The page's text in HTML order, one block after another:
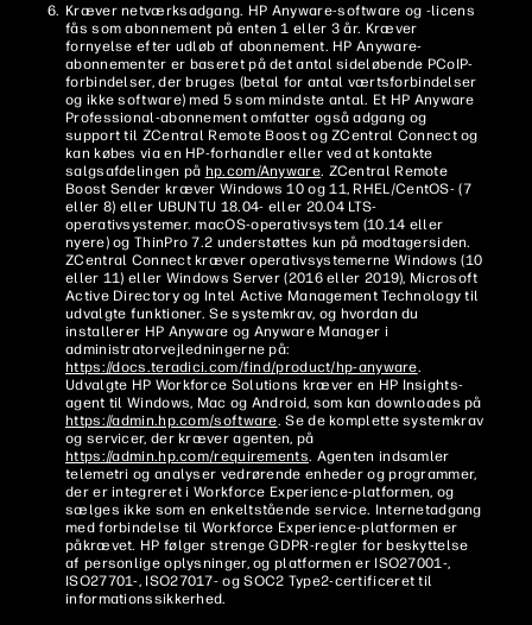
Kræver netværksadgang. HP Anyware-software og -licens
fås som abonnement på enten 1 eller 3 år. Kræver
fornyelse efter udløb af abonnement. HP Anyware-
abonnementer er baseret på det antal sideløbende PCoIP-
forbindelser, der bruges (betal for antal værtsforbindelser
og ikke software) med 5 som mindste antal. Et HP Anyware
Professional-abonnement omfatter også adgang og
support til ZCentral Remote Boost og ZCentral Connect og
kan købes via en HP-forhandler eller ved at kontakte
salgsafdelingen på hp.com/Anyware. ZCentral Remote
Boost Sender kræver Windows 10 og 11, RHEL/CentOS- (7
eller 8) eller UBUNTU 18.04- eller 20.04 LTS-
operativsystemer. macOS-operativsystem (10.14 eller
nyere) og ThinPro 7.2 understøttes kun på modtagersiden.
ZCentral Connect kræver operativsystemerne Windows (10
eller 11) eller Windows Server (2016 eller 2019), Microsoft
Active Directory og Intel Active Management Technology til
udvalgte funktioner. Se systemkrav, og hvordan du
installerer HP Anyware og Anyware Manager i
administratorvejledningerne på:
https://docs.teradici.com/find/product/hp-anyware.
Udvalgte HP Workforce Solutions kræver en HP Insights-
agent til Windows, Mac og Android, som kan downloades på
https://admin.hp.com/software. Se de komplette systemkrav
og servicer, der kræver agenten, på
https://admin.hp.com/requirements. Agenten indsamler
telemetri og analyser vedrørende enheder og programmer,
der er integreret i Workforce Experience-platformen, og
sælges ikke som en enkeltstående service. Internetadgang
med forbindelse til Workforce Experience-platformen er
påkrævet. HP følger strenge GDPR-regler for beskyttelse
af personlige oplysninger, og platformen er ISO27001-,
ISO27701-, ISO27017- og SOC2 Type2-certificeret til
informationssikkerhed.